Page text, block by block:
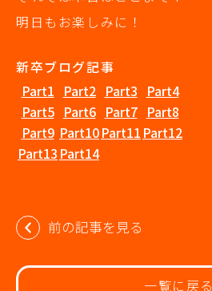
明日もお楽しみに！
新卒ブログ記事
Part1 Part2 Part3 Part4
Part5 Part6 Part7 Part8
Part9 Part10Part11 Part12
Part13 Part14
投
稿
ナ
ビ
前の記事を見る
一覧に戻る